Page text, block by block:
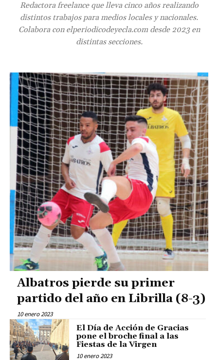
Redactora freelance que lleva cinco años realizando
distintos trabajos para medios locales y nacionales.
Colabora con elperiodicodeyecla.com desde 2023 en
distintas secciones.
Albatros pierde su primer
partido del año en Librilla (8-3)
10 enero 2023
El Día de Acción de Gracias
pone el broche final a las
Fiestas de la Virgen
10 enero 2023